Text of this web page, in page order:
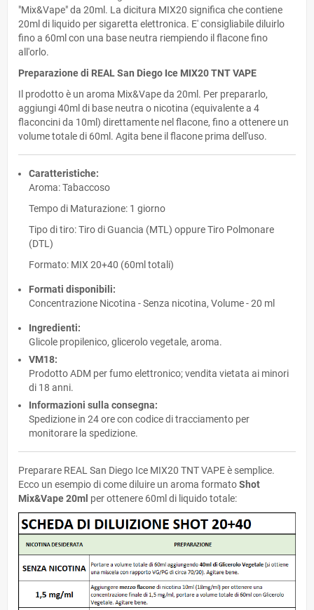
"Mix&Vape" da 20ml. La dicitura MIX20 significa che contiene
20ml di liquido per sigaretta elettronica. E' consigliabile diluirlo
fino a 60ml con una base neutra riempiendo il flacone fino
all'orlo.
Preparazione di REAL San Diego Ice MIX20 TNT VAPE
Il prodotto è un aroma Mix&Vape da 20ml. Per prepararlo,
aggiungi 40ml di base neutra o nicotina (equivalente a 4
flaconcini da 10ml) direttamente nel flacone, fino a ottenere un
volume totale di 60ml. Agita bene il flacone prima dell'uso.
Caratteristiche:
Aroma: Tabaccoso
Tempo di Maturazione: 1 giorno
Tipo di tiro: Tiro di Guancia (MTL) oppure Tiro Polmonare
(DTL)
Formato: MIX 20+40 (60ml totali)
Formati disponibili:
Concentrazione Nicotina - Senza nicotina, Volume - 20 ml
Ingredienti:
Glicole propilenico, glicerolo vegetale, aroma.
VM18:
Prodotto ADM per fumo elettronico; vendita vietata ai minori
di 18 anni.
Informazioni sulla consegna:
Spedizione in 24 ore con codice di tracciamento per
monitorare la spedizione.
Preparare REAL San Diego Ice MIX20 TNT VAPE è semplice.
Ecco un esempio di come diluire un aroma formatoShot
Mix&Vape 20ml per ottenere 60ml di liquido totale: